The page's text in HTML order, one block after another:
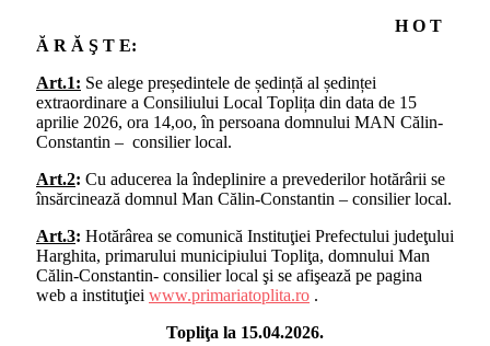
H O T
Ă R Ă Ş T E:
Art.1: Se alege președintele de ședință al ședinței
extraordinare a Consiliului Local Toplița din data de 15
aprilie 2026, ora 14,oo, în persoana domnului MAN Călin-
Constantin – consilier local.
Art.2: Cu aducerea la îndeplinire a prevederilor hotărârii se
însărcinează domnul Man Călin-Constantin – consilier local.
Art.3: Hotărârea se comunică Instituţiei Prefectului judeţului
Harghita, primarului municipiului Topliţa, domnului Man
Călin-Constantin- consilier local şi se afişează pe pagina
web a instituţiei www.primariatoplita.ro .
Topliţa la 15.04.2026.